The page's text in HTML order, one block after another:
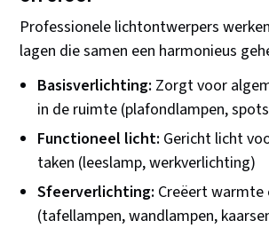
Professionele lichtontwerpers
lagen die samen een harmonieus
Basisverlichting: Zorgt voor
in de ruimte (plafondlampen,
Functioneel licht: Gericht licht
taken (leeslamp, werkverlichting)
Sfeerverlichting: Creëert warmte
(tafellampen, wandlampen,